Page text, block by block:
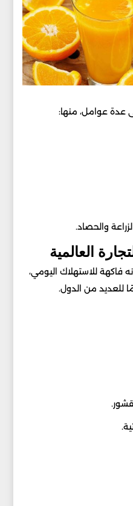
عدة عوامل، منها:
والحصاد.
العالمية
فاكهة للاستهلاك اليومي،
للعديد من الدول.